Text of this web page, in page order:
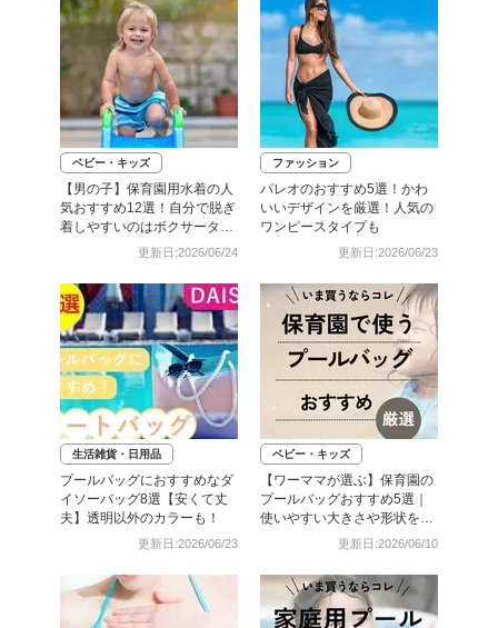
ベビー・キッズ
【男の子】保育園用水着の人
気おすすめ12選！自分で脱ぎ
着しやすいのはボクサータイ
更新日:2026/06/24
ファッション
パレオのおすすめ5選！かわ
いいデザインを厳選！人気の
ワンピースタイプも
更新日:2026/06/23
生活雑貨・日用品
プールバッグにおすすめなダ
イソーバッグ8選【安くて丈
夫】透明以外のカラーも！
更新日:2026/06/23
ベビー・キッズ
【ワーママが選ぶ】保育園の
プールバッグおすすめ5選｜
使いやすい大きさや形状を紹
更新日:2026/06/10